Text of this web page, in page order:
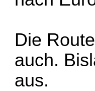
Die
auch.
aus.